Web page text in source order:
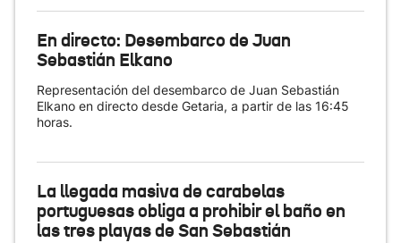
En directo: Desembarco de Juan
Sebastián Elkano
Representación del desembarco de Juan Sebastián
Elkano en directo desde Getaria, a partir de las 16:45
horas.
La llegada masiva de carabelas
portuguesas obliga a prohibir el baño en
las tres playas de San Sebastián